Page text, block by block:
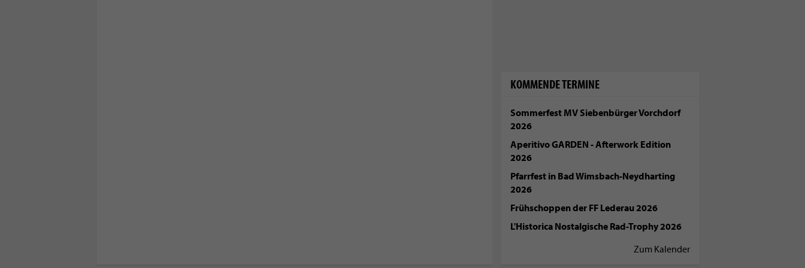
KOMMENDE TERMINE
Sommerfest MV Siebenbürger Vorchdorf
2026
Aperitivo GARDEN - Afterwork Edition
2026
Pfarrfest in Bad Wimsbach-Neydharting
2026
Frühschoppen der FF Lederau 2026
L'Historica Nostalgische Rad-Trophy 2026
Zum Kalender